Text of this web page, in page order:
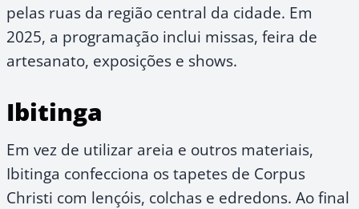
pelas ruas da região central da cidade. Em
2025, a programação inclui missas, feira de
artesanato, exposições e shows.
Ibitinga
Em vez de utilizar areia e outros materiais,
Ibitinga confecciona os tapetes de Corpus
Christi com lençóis, colchas e edredons. Ao final